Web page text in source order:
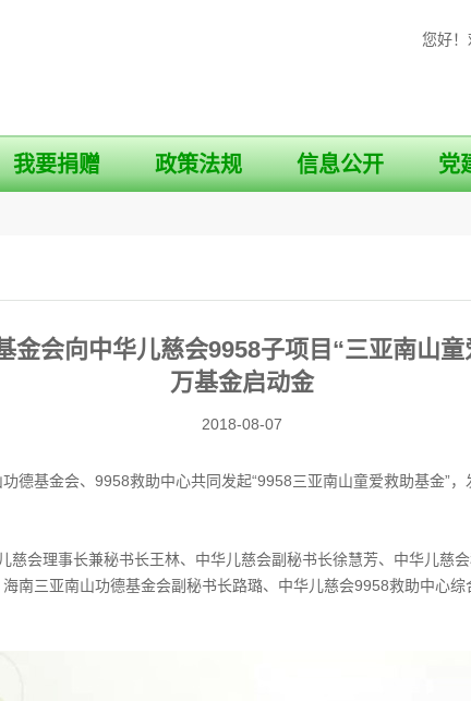
您好！
我要捐赠 政策法规 信息公开 党
金会向中华儿慈会9958子项目“三亚南山
万基金启动金
2018-08-07
德基金会、9958救助中心共同发起“9958三亚南山童爱救助基金”
慈会理事长兼秘书长王林、中华儿慈会副秘书长徐慧芳、中华儿慈
南三亚南山功德基金会副秘书长路璐、中华儿慈会9958救助中心